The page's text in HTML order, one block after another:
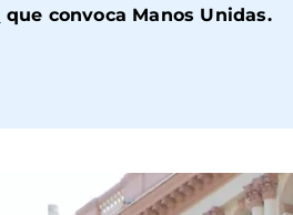
que convoca Manos Unidas.